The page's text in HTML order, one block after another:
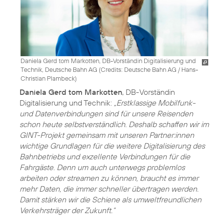
Daniela Gerd tom Markotten, DB-Vorständin Digitalisierung und
Technik, Deutsche Bahn AG (Credits: Deutsche Bahn AG / Hans-
Christian Plambeck)
Daniela Gerd tom Markotten, DB-Vorständin
Digitalisierung und Technik: „Erstklassige Mobilfunk-
und Datenverbindungen sind für unsere Reisenden
schon heute selbstverständlich. Deshalb schaffen wir im
GINT-Projekt gemeinsam mit unseren Partner:innen
wichtige Grundlagen für die weitere Digitalisierung des
Bahnbetriebs und exzellente Verbindungen für die
Fahrgäste. Denn um auch unterwegs problemlos
arbeiten oder streamen zu können, braucht es immer
mehr Daten, die immer schneller übertragen werden.
Damit stärken wir die Schiene als umweltfreundlichen
Verkehrsträger der Zukunft.“